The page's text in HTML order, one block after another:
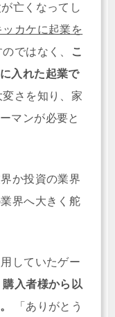
亡くなってし
カケに起業を
ではなく、
こ
入れた起業で
さを知り、家
マンが必要と
か投資の業界
界へ大きく舵
していたゲー
購入者様から以
「ありがとう